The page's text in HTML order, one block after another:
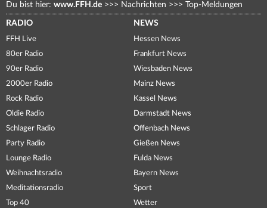
Du bist hier: www.FFH.de >>> Nachrichten >>> Top-Meldungen
RADIO
FFH Live
80er Radio
90er Radio
2000er Radio
Rock Radio
Oldie Radio
Schlager Radio
Party Radio
Lounge Radio
Weihnachtsradio
Meditationsradio
Top 40
NEWS
Hessen News
Frankfurt News
Wiesbaden News
Mainz News
Kassel News
Darmstadt News
Offenbach News
Gießen News
Fulda News
Bayern News
Sport
Wetter